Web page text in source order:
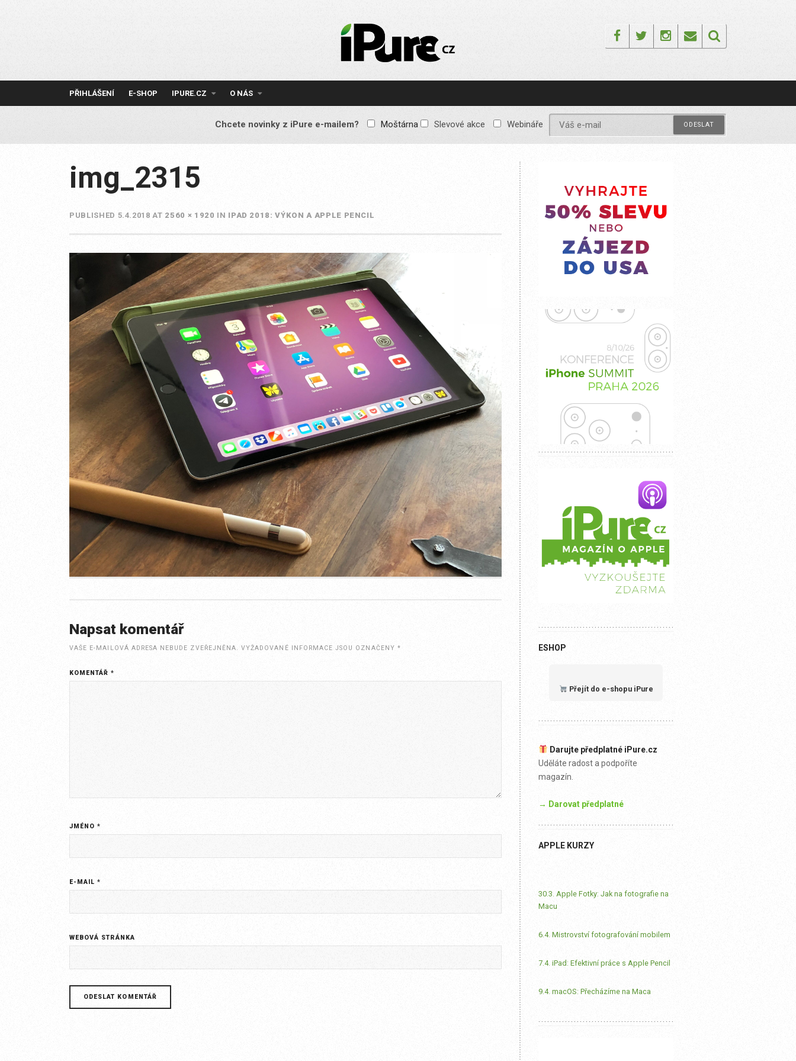
IPURE.CZ
Prémiový Apple e-
reklamy, žádné
obsah pro všechny
FacebookTwitterInstagram
Email
PŘIHLÁŠENÍ E-SHOP IPURE.CZ O NÁS
Chcete novinky z iPure e-mailem? Moštárna Slevové akce Webináře
img_2315
PUBLISHED 5.4.2018 AT 2560 × 1920 IN IPAD 2018: VÝKON A APPLE PENCIL
Napsat komentář
VAŠE E-MAILOVÁ ADRESA NEBUDE ZVEŘEJNĚNA. VYŽADOVANÉ INFORMACE JSOU OZNAČENY *
KOMENTÁŘ*
JMÉNO*
E-MAIL*
WEBOVÁ STRÁNKA
ESHOP
Přejít do e-shopu iPure
Darujte předplatné iPure.cz
Uděláte radost a podpoříte
magazín.
→ Darovat předplatné
APPLE KURZY
30.3. Apple Fotky: Jak na fotografie na
Macu
6.4. Mistrovství fotografování mobilem
7.4. iPad: Efektivní práce s Apple Pencil
9.4. macOS: Přecházíme na Maca